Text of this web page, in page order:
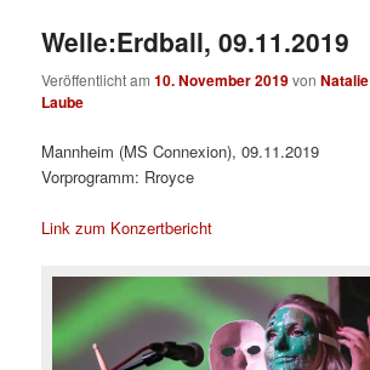
Welle:Erdball, 09.11.2019
Veröffentlicht am10. November 2019vonNatalie
Laube
Mannheim (MS Connexion), 09.11.2019
Vorprogramm: Rroyce
Link zum Konzertbericht